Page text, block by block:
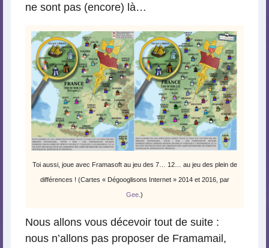
ne sont pas (encore) là…
Toi aussi, joue avec Framasoft au jeu des 7… 12… au jeu des plein de
différences ! (Cartes « Dégooglisons Internet » 2014 et 2016, par
Gee .)
Nous allons vous décevoir tout de suite :
nous n’allons pas proposer de Framamail,